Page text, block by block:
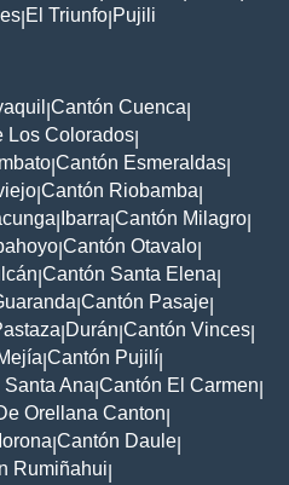
El Triunfo Pujili
Cantón Cuenca
Los Colorados
Cantón Esmeraldas
Cantón Riobamba
Ibarra Cantón Milagro
Cantón Otavalo
Cantón Santa Elena
Cantón Pasaje
Durán Cantón Vinces
Cantón Pujilí
Ana Cantón El Carmen
Orellana Canton
Cantón Daule
Rumiñahui